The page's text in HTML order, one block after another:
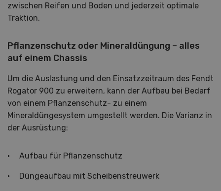
zwischen Reifen und Boden und jederzeit optimale
Traktion.
Pflanzenschutz oder Mineraldüngung – alles
auf einem Chassis
Um die Auslastung und den Einsatzzeitraum des Fendt
Rogator 900 zu erweitern, kann der Aufbau bei Bedarf
von einem Pflanzenschutz- zu einem
Mineraldüngesystem umgestellt werden. Die Varianz in
der Ausrüstung:
Aufbau für Pflanzenschutz
Düngeaufbau mit Scheibenstreuwerk